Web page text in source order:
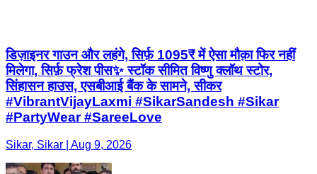
डिज़ाइनर गाउन और लहंगे, सिर्फ़ 1095₹ में ऐसा मौक़ा फिर नहीं
मिलेगा, सिर्फ़ फ्रेश पीस✨ स्टॉक सीमित विष्णु क्लॉथ स्टोर,
सिंहासन हाउस, एसबीआई बैंक के सामने, सीकर
#VibrantVijayLaxmi #SikarSandesh #Sikar
#PartyWear #SareeLove
Sikar, Sikar | Aug 9, 2026